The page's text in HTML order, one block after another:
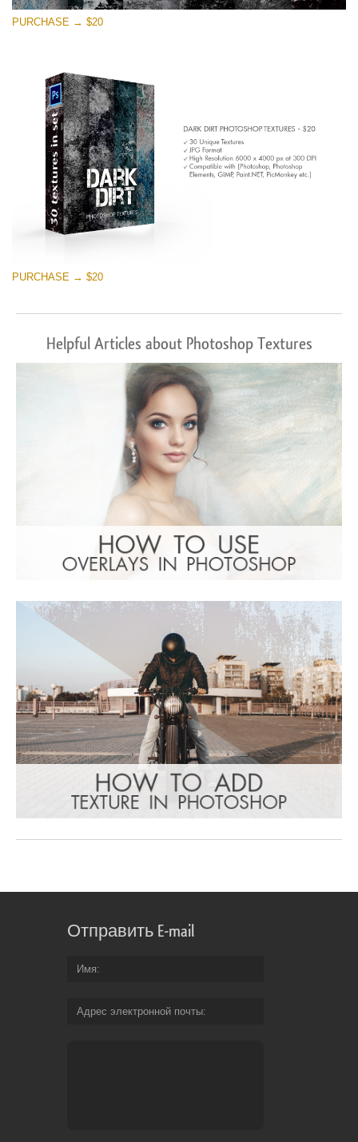
Скачать Бесплатно
PURCHASE → $20
PURCHASE → $20
Helpful Articles about Photoshop Textures
Отправить E-mail
Имя
Адрес электронной почты